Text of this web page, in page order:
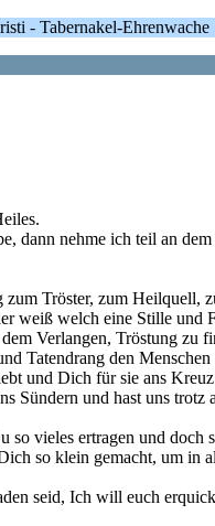
- Tabernakel-Ehrenwache
dann nehme ich teil an
Tröster, zum Heilquell,
weiß welch eine Stille und
Verlangen, Tröstung
Tatendrang den
und Dich für sie ans
Sündern und hast uns
so vieles ertragen und
so klein gemacht, um in
seid, Ich will euch